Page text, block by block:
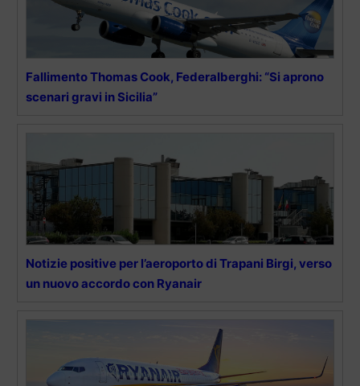
Fallimento Thomas Cook, Federalberghi: “Si aprono
scenari gravi in Sicilia”
Notizie positive per l’aeroporto di Trapani Birgi, verso
un nuovo accordo con Ryanair